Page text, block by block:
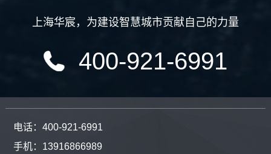
上海华宸 ， 为建设智慧城市贡献自己的力量
400-921-6991
电话：400-921-6991
手机：13916866989